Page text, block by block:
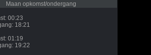
Maan opkomst/ondergang
00:23
18:21
01:19
19:22